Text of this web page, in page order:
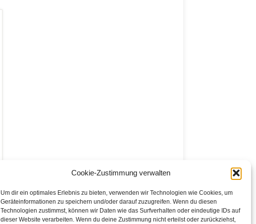
Cookie-Zustimmung verwalten
Um dir ein optimales Erlebnis zu bieten, verwenden wir Technologien wie Cookies, um
Geräteinformationen zu speichern und/oder darauf zuzugreifen. Wenn du diesen
Technologien zustimmst, können wir Daten wie das Surfverhalten oder eindeutige IDs auf
dieser Website verarbeiten. Wenn du deine Zustimmung nicht erteilst oder zurückziehst,